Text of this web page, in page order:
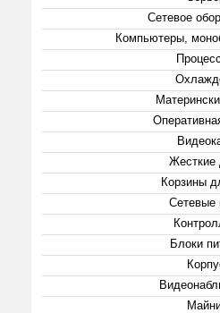
Сетевое
Компьютеры,
Жесткие
Корзины
Сетевые
Блоки